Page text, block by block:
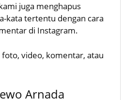
juga menghapus
kata tertentu dengan cara
di Instagram.
video, komentar, atau
Arnada